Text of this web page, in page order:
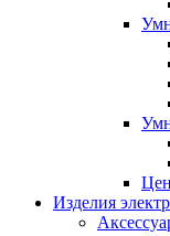
Изделия